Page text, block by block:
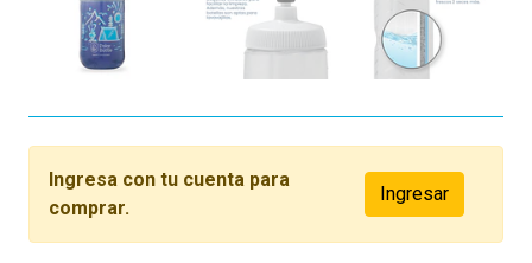
Ingresa con tu cuenta para
comprar.
Ingresar